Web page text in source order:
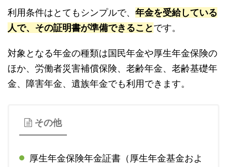
利用条件はとてもシンプルで、 年金を受給している
人で、その証明書が準備できることです。
対象となる年金の種類は国民年金や厚生年金保険の
ほか、労働者災害補償保険、老齢年金、老齢基礎年
金、障害年金、遺族年金でも利用できます。
その他
厚生年金保険年金証書（厚生年金基金およ